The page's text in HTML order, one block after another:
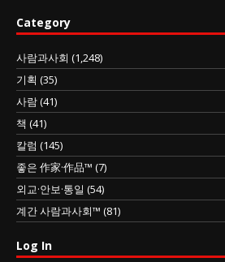
Category
사람과사회 (1,248)
기획 (35)
사람(41)
책 (41)
칼럼 (145)
좋은 作家·作品™ (7)
외교·안보·통일 (54)
계간 사람과사회™ (81)
Log In